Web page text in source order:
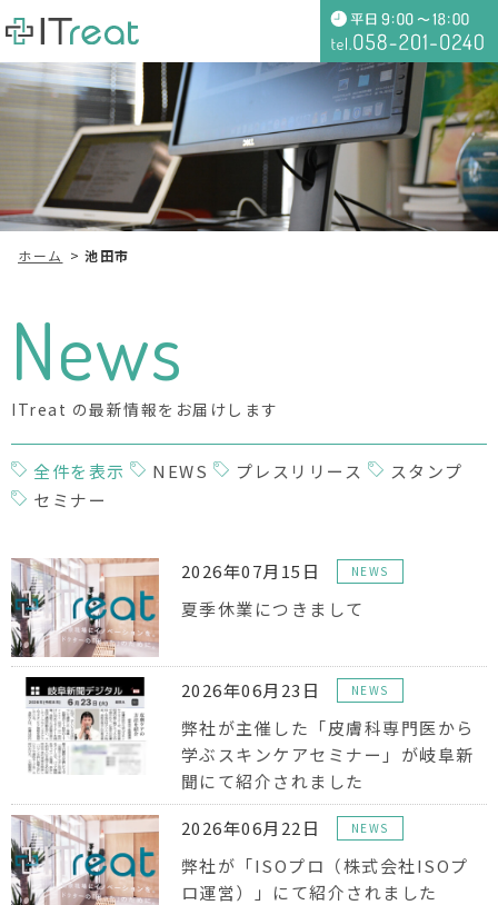
ホーム 池田市
News
ITreat の最新情報をお届けします
全件を表示 NEWS プレスリリース
スタンプ
セミナー
2026年07月15日 NEWS
夏季休業につきまして
2026年06月23日 NEWS
弊社が主催した「皮膚科専門医から
学ぶスキンケアセミナー」が岐阜新
聞にて紹介されました
2026年06月22日 NEWS
弊社が「ISOプロ（株式会社ISOプ
ロ運営）」にて紹介されました